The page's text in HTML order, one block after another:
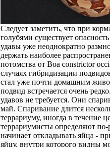
Следует заметить, что при
голубями существует
удавы уже неоднократно
держать наиболее
потомства от Boa constrictor
случаях гибридизации
стал уже почти домашним
подвид встречается очень
удавов не требуется. Они
май. Спаривание длится
террариуму, иногда в течение
террариумисты определяют
начинает откладывать яйца -
яйцу, внутри которого видны